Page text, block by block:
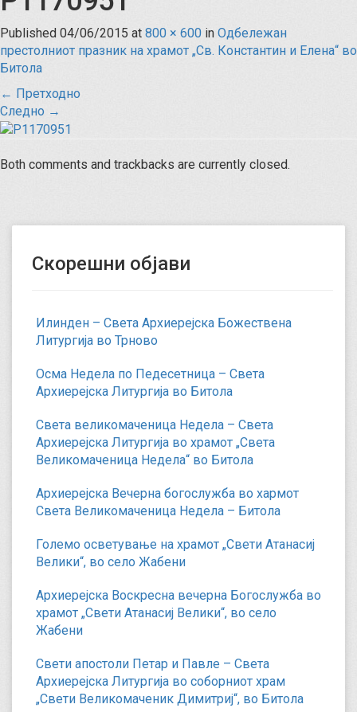
Published 04/06/2015 at 800 × 600 in Одбележан
престолниот празник на храмот „Св. Константин и Елена“ во
Битола
← Претходно
Следно →
Both comments and trackbacks are currently closed.
Скорешни објави
Илинден – Света Архиерејска Божествена
Литургија во Трново
Осма Недела по Педесетница – Света
Архиерејска Литургија во Битола
Света великомаченица Недела – Света
Архиерејска Литургија во храмот „Света
Великомаченица Недела“ во Битола
Архиерејска Вечерна богослужба во хармот
Света Великомаченица Недела – Битола
Големо осветување на храмот „Свети Атанасиј
Велики“, во село Жабени
Архиерејска Воскресна вечерна Богослужба во
храмот „Свети Атанасиј Велики“, во село
Жабени
Свети апостоли Петар и Павле – Света
Архиерејска Литургија во соборниот храм
„Свети Великомаченик Димитриј“, во Битола